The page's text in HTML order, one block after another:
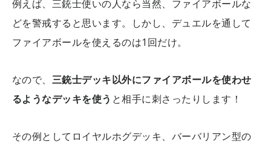
例えば、三銃士使いの人なら当然、ファイアボールな
どを警戒すると思います。しかし、デュエルを通して
ファイアボールを使えるのは1回だけ。
なので、 三銃士デッキ以外にファイアボールを使わせ
るようなデッキを使う と相手に刺さったりします！
その例としてロイヤルホグデッキ、バーバリアン型の